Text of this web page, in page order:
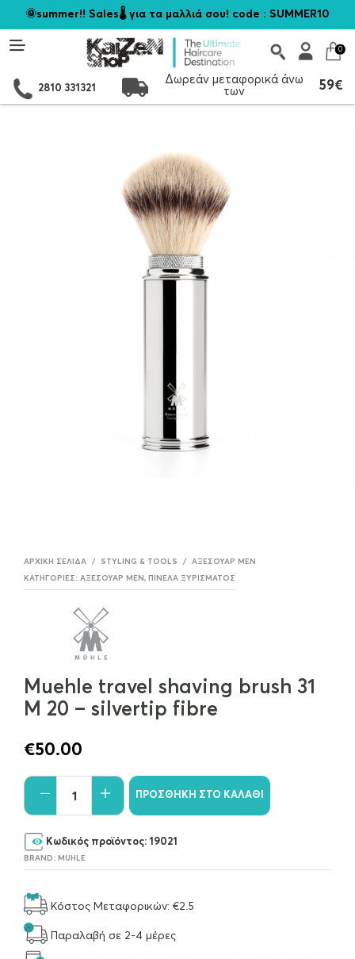
🌞summer!! Sales🌡️ για τα μαλλιά σου! code : SUMMER10
0
2810 331321
Δωρεάν μεταφορικά άνω
των
59€
ΑΡΧΙΚΉ ΣΕΛΊΔΑ / STYLING & TOOLS / ΑΞΕΣΟΥΆΡ MEN
ΚΑΤΗΓΟΡΊΕΣ: ΑΞΕΣΟΥΆΡ MEN , ΠΙΝΈΛΑ ΞΥΡΊΣΜΑΤΟΣ
Muehle travel shaving brush 31
M 20 – silvertip fibre
€50.00
ΠΡΟΣΘΉΚΗ ΣΤΟ ΚΑΛΆΘΙ
Κωδικός προϊόντος: 19021
BRAND: MUHLE
Κόστος Μεταφορικών: €2.5
Παραλαβή σε 2-4 μέρες